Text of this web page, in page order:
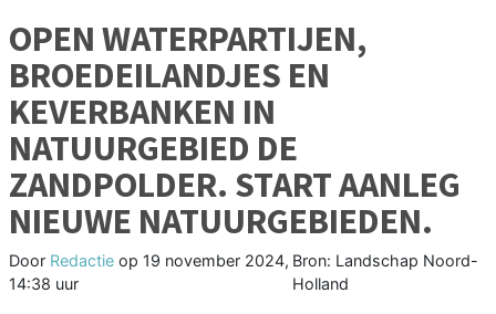
OPEN WATERPARTIJEN,
BROEDEILANDJES EN
KEVERBANKEN IN
NATUURGEBIED DE
ZANDPOLDER. START AANLEG
NIEUWE NATUURGEBIEDEN.
Door Redactie op 19 november 2024,
14:38 uur
Bron: Landschap Noord-
Holland